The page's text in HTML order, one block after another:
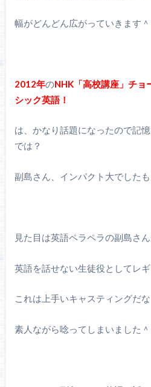
幅がどんどん広がっていきます＾
2012年のNHK「高校講座」チョ
シック英語！
は、かなり話題になったので記
では？
副島さん、インパクト大でしたも
見た目は英語ペラペラの副島さん
英語を話せない生徒役としてレギ
これは上手いキャスティングだ
素人ながら唸ってしまいました＾